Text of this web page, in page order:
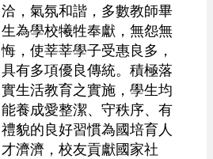
洽，氣氛和諧，多數教師畢
生為學校犧牲奉獻，無怨無
悔，使莘莘學子受惠良多，
具有多項優良傳統。積極落
實生活教育之實施，學生均
能養成愛整潔、守秩序、有
禮貌的良好習慣為國培育人
才濟濟，校友貢獻國家社